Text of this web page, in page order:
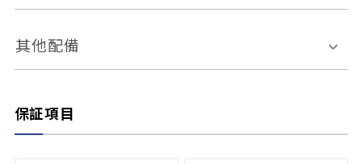
無
有
感應頭燈
頭燈光源
其他配備
保証項目